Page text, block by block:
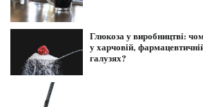
Глюкоза у виробництві:
у харчовій,
галузях?